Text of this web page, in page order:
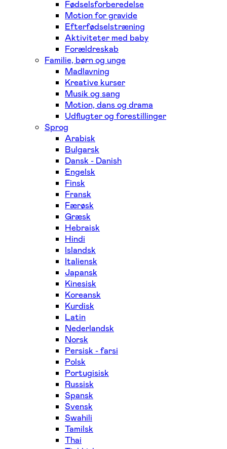
Fødselsforberedelse
Motion for gravide
Efterfødselstræning
Aktiviteter med baby
Forældreskab
Familie, børn og unge
Madlavning
Kreative kurser
Musik og sang
Motion, dans og drama
Udflugter og forestillinger
Sprog
Arabisk
Bulgarsk
Dansk - Danish
Engelsk
Finsk
Fransk
Færøsk
Græsk
Hebraisk
Hindi
Islandsk
Italiensk
Japansk
Kinesisk
Koreansk
Kurdisk
Latin
Nederlandsk
Norsk
Persisk - farsi
Polsk
Portugisisk
Russisk
Spansk
Svensk
Swahili
Tamilsk
Thai